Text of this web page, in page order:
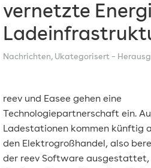
vernetzte
Nachrichten, Ukategorisert–
reev und Easee gehen eine
Technologiepartnerschaft ein.
Ladestationen kommen künftig
den Elektrogroßhandel, also
der reev Software ausgestattet,